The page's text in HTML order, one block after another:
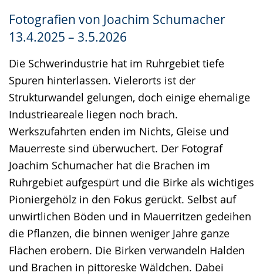
Fotografien von Joachim Schumacher
13.4.2025 – 3.5.2026
Die Schwerindustrie hat im Ruhrgebiet tiefe
Spuren hinterlassen. Vielerorts ist der
Strukturwandel gelungen, doch einige ehemalige
Industrieareale liegen noch brach.
Werkszufahrten enden im Nichts, Gleise und
Mauerreste sind überwuchert. Der Fotograf
Joachim Schumacher hat die Brachen im
Ruhrgebiet aufgespürt und die Birke als wichtiges
Pioniergehölz in den Fokus gerückt. Selbst auf
unwirtlichen Böden und in Mauerritzen gedeihen
die Pflanzen, die binnen weniger Jahre ganze
Flächen erobern. Die Birken verwandeln Halden
und Brachen in pittoreske Wäldchen. Dabei
wechseln.
Deutscher
Gebärdensprache
wird
angezeigt.